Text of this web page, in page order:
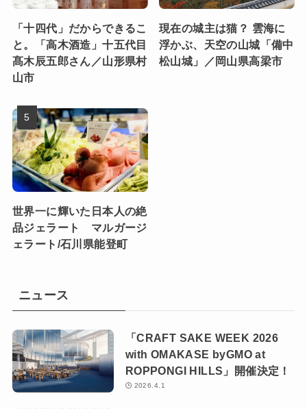
「十四代」だからできるこ
と。「高木酒造」十五代目
髙木辰五郎さん／山形県村
山市
現在の城主は猫？ 雲海に
浮かぶ、天空の山城「備中
松山城」／岡山県高梁市
世界一に輝いた日本人の絶
品ジェラート マルガージ
ェラート/石川県能登町
ニュース
「CRAFT SAKE WEEK 2026
with OMAKASE byGMO at
ROPPONGI HILLS」開催決定！
2026.4.1